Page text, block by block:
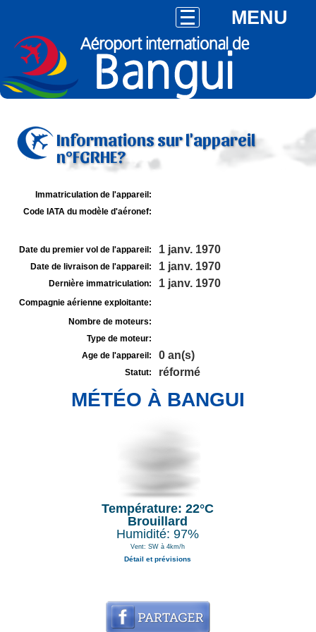
MENU
Informations sur l'appareil
n°FGRHE?
Immatriculation de l'appareil:
Code IATA du modèle d'aéronef:
Date du premier vol de l'appareil: 1 janv. 1970
Date de livraison de l'appareil: 1 janv. 1970
Dernière immatriculation: 1 janv. 1970
Compagnie aérienne exploitante:
Nombre de moteurs:
Type de moteur:
Age de l'appareil:
0 an(s)
Statut: réformé
MÉTÉO À BANGUI
Température: 22°C
Brouillard
Humidité: 97%
Vent: SW à 4km/h
Détail et prévisions